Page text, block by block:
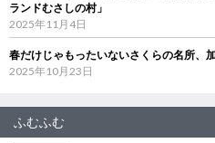
ランドむさしの村」
2025年11月4日
春だけじゃもったいないさくらの名所、
2025年10月23日
ふむふむ